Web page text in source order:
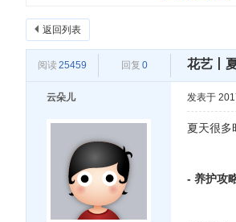
山 返回列表
阅读 25459 回复 0 花艺丨
云朵儿 发表于
夏天很多
- 养护攻